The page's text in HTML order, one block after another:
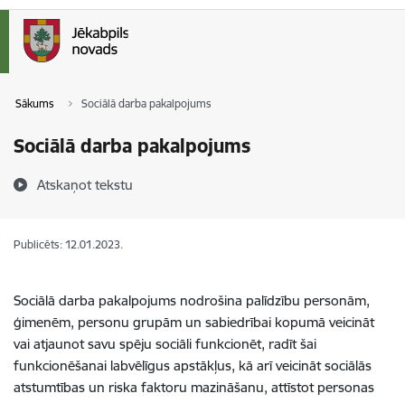
Sākums Sociālā darba pakalpojums
Sociālā darba pakalpojums
Atskaņot tekstu
Publicēts: 12.01.2023.
Sociālā darba pakalpojums nodrošina palīdzību personām,
ģimenēm, personu grupām un sabiedrībai kopumā veicināt
vai atjaunot savu spēju sociāli funkcionēt, radīt šai
funkcionēšanai labvēlīgus apstākļus, kā arī veicināt sociālās
atstumtības un riska faktoru mazināšanu, attīstot personas